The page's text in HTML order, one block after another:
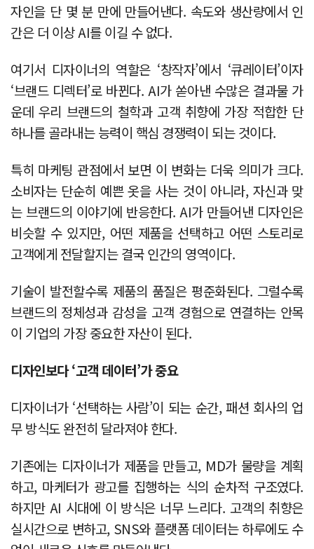
자인을 단 몇 분 만에 만들어낸다. 속도와 생산량에서 인
간은 더 이상 AI를 이길 수 없다.
여기서 디자이너의 역할은 ‘창작자’에서 ‘큐레이터’이자
‘브랜드 디렉터’로 바뀐다. AI가 쏟아낸 수많은 결과물 가
운데 우리 브랜드의 철학과 고객 취향에 가장 적합한 단
하나를 골라내는 능력이 핵심 경쟁력이 되는 것이다.
특히 마케팅 관점에서 보면 이 변화는 더욱 의미가 크다.
소비자는 단순히 예쁜 옷을 사는 것이 아니라, 자신과 맞
는 브랜드의 이야기에 반응한다. AI가 만들어낸 디자인은
비슷할 수 있지만, 어떤 제품을 선택하고 어떤 스토리로
고객에게 전달할지는 결국 인간의 영역이다.
기술이 발전할수록 제품의 품질은 평준화된다. 그럴수록
브랜드의 정체성과 감성을 고객 경험으로 연결하는 안목
이 기업의 가장 중요한 자산이 된다.
디자인보다 ‘고객 데이터’가 중요
디자이너가 ‘선택하는 사람’이 되는 순간, 패션 회사의 업
무 방식도 완전히 달라져야 한다.
기존에는 디자이너가 제품을 만들고, MD가 물량을 계획
하고, 마케터가 광고를 집행하는 식의 순차적 구조였다.
하지만 AI 시대에 이 방식은 너무 느리다. 고객의 취향은
실시간으로 변하고, SNS와 플랫폼 데이터는 하루에도 수